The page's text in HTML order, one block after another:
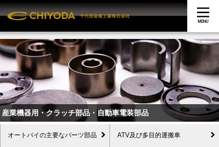
産業機器用・クラッチ部品・自動車電装部品
オートバイの主要なパーツ部品 ATV及び多目的運搬車